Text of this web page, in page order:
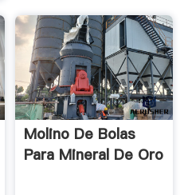
Molino De Bolas
Para Mineral De Oro